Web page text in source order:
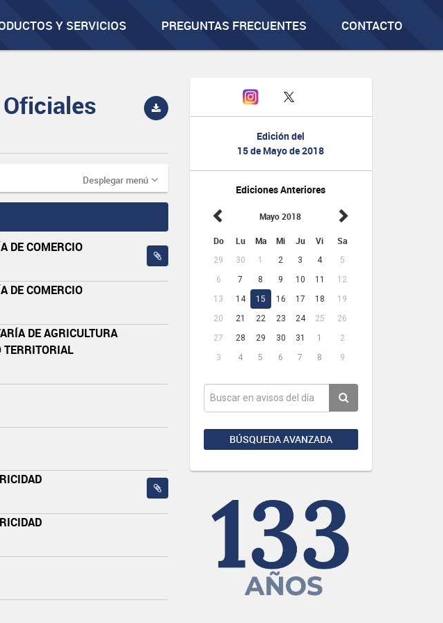
Y SERVICIOS PREGUNTAS FRECUENTES CONTACTO
Edición del
15 de Mayo de 2018
Ediciones Anteriores
Mayo 2018
Do Lu Ma Mi Ju Vi Sa
29 30 1 2 3 4
5
6
7 8 9 10 11
12
13
14 15 16 17 18
19
20
21 22 23 24 25
26
27
28 29 30 31 1
2
3
4 5 6 7 8 9
BÚSQUEDA AVANZADA
Desplegar menú
DE COMERCIO
DE COMERCIO
DE AGRICULTURA
TERRITORIAL